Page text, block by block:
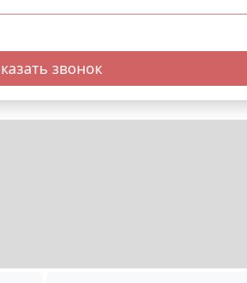
звонок